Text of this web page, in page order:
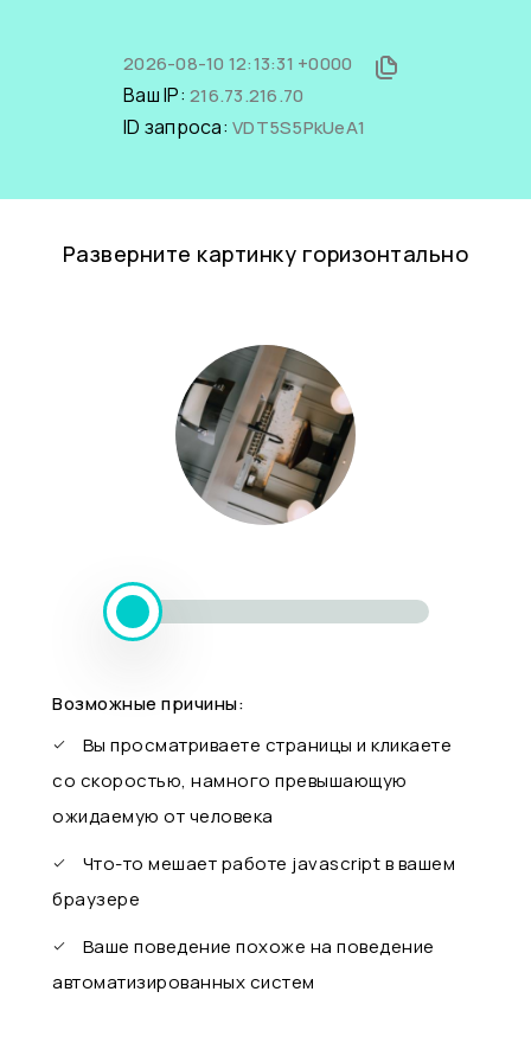
2026-08-10 12:13:31 +0000
Ваш IP: 216.73.216.70
ID запроса: VDT5S5PkUeA1
Разверните картинку горизонтально
Возможные причины:
Вы просматриваете страницы и кликаете
со скоростью, намного превышающую
ожидаемую от человека
Что-то мешает работе javascript в вашем
браузере
Ваше поведение похоже на поведение
автоматизированных систем